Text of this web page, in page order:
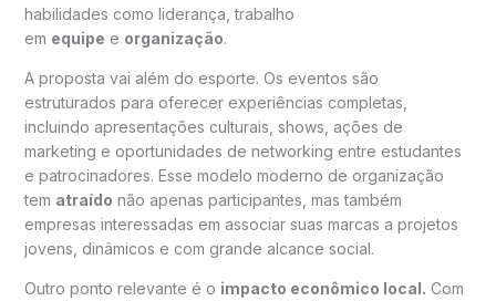
habilidades como liderança, trabalho
em equipe e organização.
A proposta vai além do esporte. Os eventos são
estruturados para oferecer experiências completas,
incluindo apresentações culturais, shows, ações de
marketing e oportunidades de networking entre estudantes
e patrocinadores. Esse modelo moderno de organização
tem atraído não apenas participantes, mas também
empresas interessadas em associar suas marcas a projetos
jovens, dinâmicos e com grande alcance social.
Outro ponto relevante é o impacto econômico local. Com